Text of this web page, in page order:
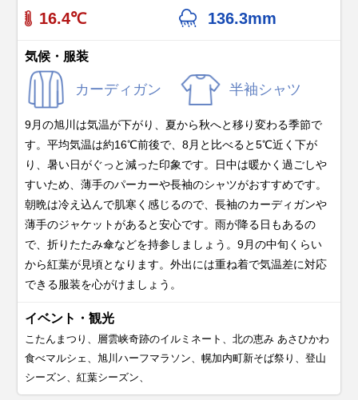
16.4℃ 136.3mm
気候・服装
カーディガン 半袖シャツ
9月の旭川は気温が下がり、夏から秋へと移り変わる季節で
す。平均気温は約16℃前後で、8月と比べると5℃近く下が
り、暑い日がぐっと減った印象です。日中は暖かく過ごしや
すいため、薄手のパーカーや長袖のシャツがおすすめです。
朝晩は冷え込んで肌寒く感じるので、長袖のカーディガンや
薄手のジャケットがあると安心です。雨が降る日もあるの
で、折りたたみ傘などを持参しましょう。9月の中旬くらい
から紅葉が見頃となります。外出には重ね着で気温差に対応
できる服装を心がけましょう。
イベント・観光
こたんまつり、層雲峡奇跡のイルミネート、北の恵み あさひかわ
食べマルシェ、旭川ハーフマラソン、幌加内町新そば祭り、登山
シーズン、紅葉シーズン、